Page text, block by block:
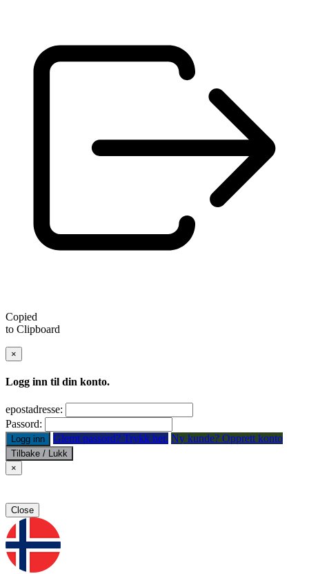
Copied
to Clipboard
×
Logg inn til din konto.
epostadresse:
Passord:
Logg inn Glemt passord? Trykk her. Ny kunde? Opprett konto
Tilbake / Lukk
×
Close